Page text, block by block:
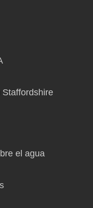
el agua